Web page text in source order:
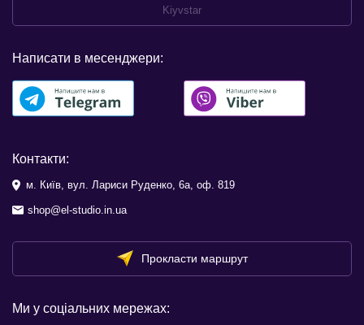
Kiyvstar
Написати в месенджери:
Контакти:
м. Київ, вул. Лариси Руденко, 6а, оф. 819
shop@el-studio.in.ua
Прокласти маршрут
Ми у соціальних мережах: